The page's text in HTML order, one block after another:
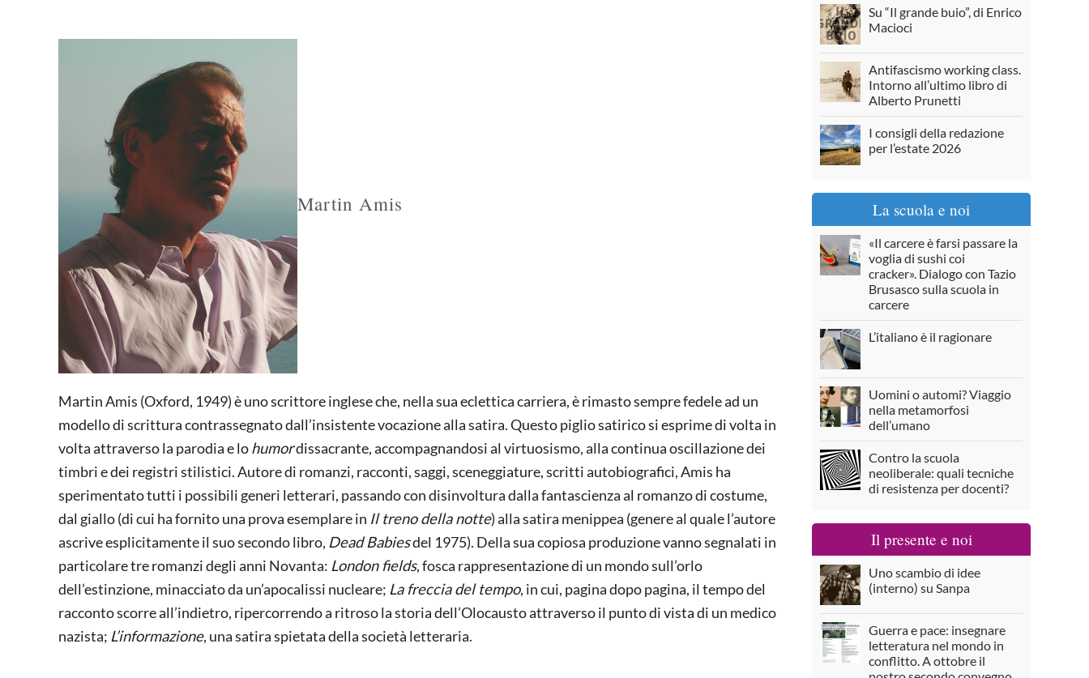
Martin Amis
Martin Amis (Oxford, 1949) è uno scrittore inglese che, nella sua eclettica carriera, è rimasto sempre fedele ad un
modello di scrittura contrassegnato dall’insistente vocazione alla satira. Questo piglio satirico si esprime di volta in
volta attraverso la parodia e lohumordissacrante, accompagnandosi al virtuosismo, alla continua oscillazione dei
timbri e dei registri stilistici. Autore di romanzi, racconti, saggi, sceneggiature, scritti autobiografici, Amis ha
sperimentato tutti i possibili generi letterari, passando con disinvoltura dalla fantascienza al romanzo di costume,
dal giallo (di cui ha fornito una prova esemplare in Il treno della notte) alla satira menippea (genere al quale l’autore
ascrive esplicitamente il suo secondo libro, Dead Babiesdel 1975). Della sua copiosa produzione vanno segnalati in
particolare tre romanzi degli anni Novanta: London fields, fosca rappresentazione di un mondo sull’orlo
dell’estinzione, minacciato da un’apocalissi nucleare; La freccia del tempo, in cui, pagina dopo pagina, il tempo del
racconto scorre all’indietro, ripercorrendo a ritroso la storia dell’Olocausto attraverso il punto di vista di un medico
nazista; L’informazione, una satira spietata della società letteraria.
Su “Il grande buio”, di Enrico
Macioci
Antifascismo working class.
Intorno all’ultimo libro di
Alberto Prunetti
I consigli della redazione
per l’estate 2026
La scuola e noi
«Il carcere è farsi passare la
voglia di sushi coi
cracker». Dialogo con Tazio
Brusasco sulla scuola in
carcere
L’italiano è il ragionare
Uomini o automi? Viaggio
nella metamorfosi
dell’umano
Contro la scuola
neoliberale: quali tecniche
di resistenza per docenti?
Il presente e noi
Uno scambio di idee
(interno) su Sanpa
Guerra e pace: insegnare
letteratura nel mondo in
conflitto. A ottobre il